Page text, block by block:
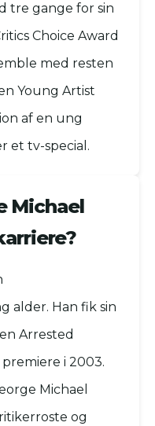
tre gange for sin
Choice Award
med resten
Young Artist
af en ung
et tv-special.
Michael
alder. Han fik sin
Arrested
i 2003.
Michael
og